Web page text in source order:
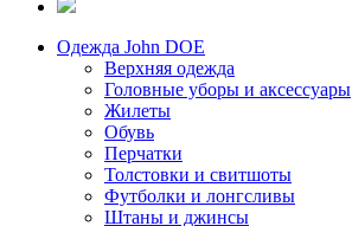
Одежда John DOE
Верхняя одежда
Головные уборы и аксессуары
Жилеты
Обувь
Перчатки
Толстовки и свитшоты
Футболки и лонгсливы
Штаны и джинсы